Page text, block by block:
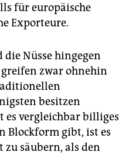
für europäische
Exporteure.
Nüsse hingegen
zwar ohnehin
besitzen
es vergleichbar billiges
Blockform gibt, ist es
säubern, als den